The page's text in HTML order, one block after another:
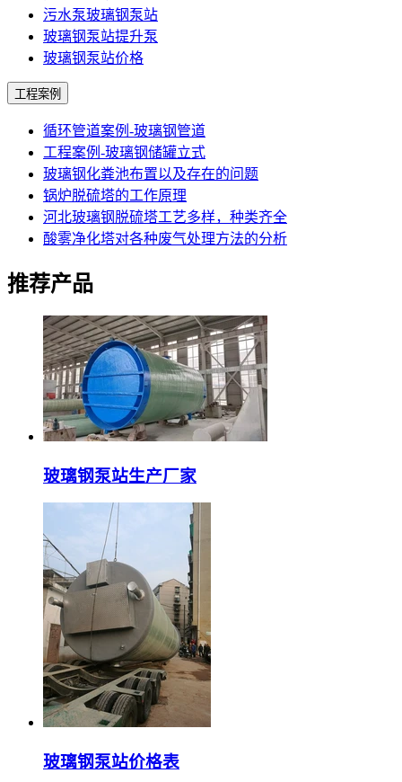
污水泵玻璃钢泵站
玻璃钢泵站提升泵
玻璃钢泵站价格
工程案例
循环管道案例-玻璃钢管道
工程案例-玻璃钢储罐立式
玻璃钢化粪池布置以及存在的问题
锅炉脱硫塔的工作原理
河北玻璃钢脱硫塔工艺多样，种类齐全
酸雾净化塔对各种废气处理方法的分析
推荐产品
玻璃钢泵站生产厂家
玻璃钢泵站价格表